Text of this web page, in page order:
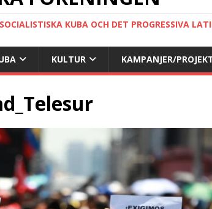
KUBA OCH DET PROGRESSIVA
KULTUR KAMPANJER/